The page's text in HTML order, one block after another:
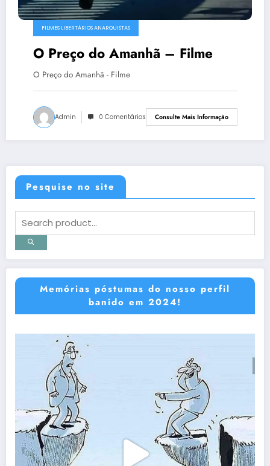
FILMES LIBERTÁRIOS ANARQUISTAS
O Preço do Amanhã – Filme
O Preço do Amanhã - Filme
Admin 0 Comentários Consulte Mais Informação
Pesquise no site
Memórias póstumas do nosso perfil
banido em 2024!